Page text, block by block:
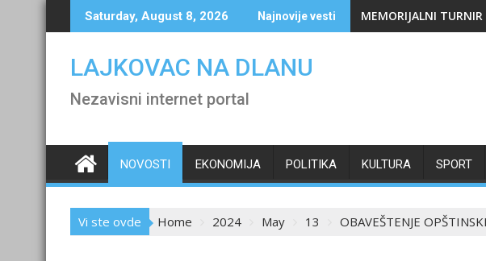
to
Saturday, August 8, 2026 Najnovije vesti MEMORIJALNI TURNIR
LAJKOVAC NA DLANU
Nezavisni internet portal
NOVOSTI EKONOMIJA POLITIKA KULTURA SPORT
Vi ste ovde Home 2024 May 13 OBAVEŠTENJE